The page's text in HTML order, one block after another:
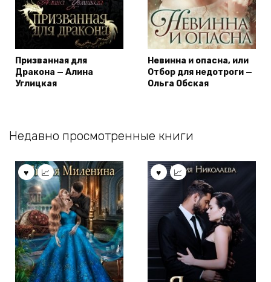
Призванная для
Дракона — Алина
Углицкая
Невинна и опасна, или
Отбор для недотроги —
Ольга Обская
Недавно просмотренные книги